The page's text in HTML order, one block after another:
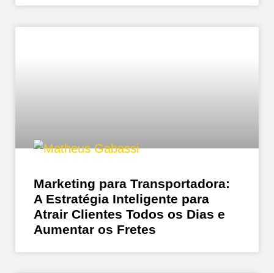
Marketing para Transportadora:
A Estratégia Inteligente para
Atrair Clientes Todos os Dias e
Aumentar os Fretes